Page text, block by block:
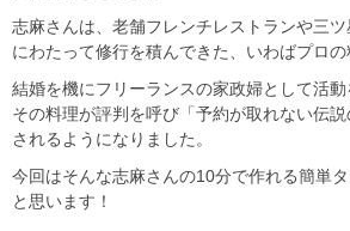
志麻さんは、老舗フレンチレストランや三
にわたって修行を積んできた、いわばプロの
結婚を機にフリーランスの家政婦として活動
その料理が評判を呼び「予約が取れない伝
されるようになりました。
今回はそんな志麻さんの10分で作れる簡単
と思います！